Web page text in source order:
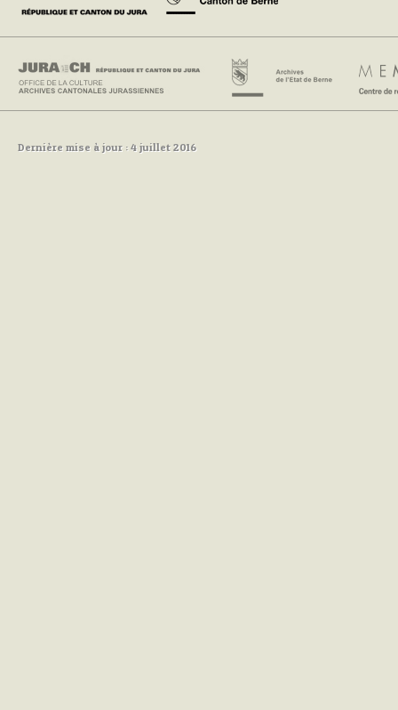
Dernière mise à jour : 4 juillet 2016